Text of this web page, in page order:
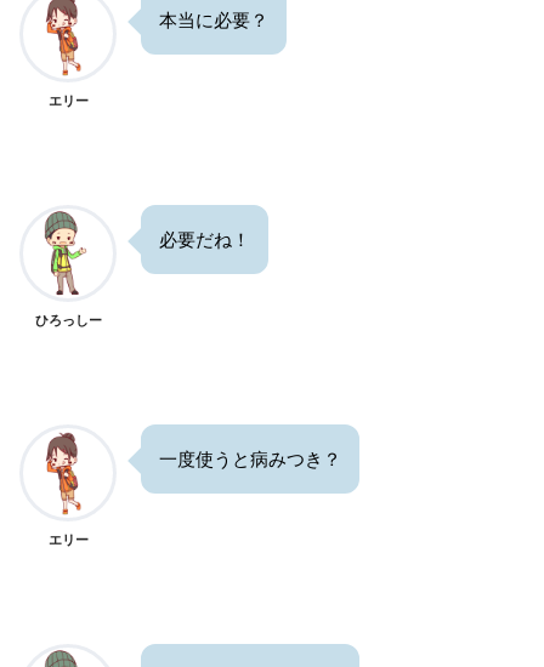
エリー
本当に必要？
ひろっしー
必要だね！
エリー
一度使うと病みつき？